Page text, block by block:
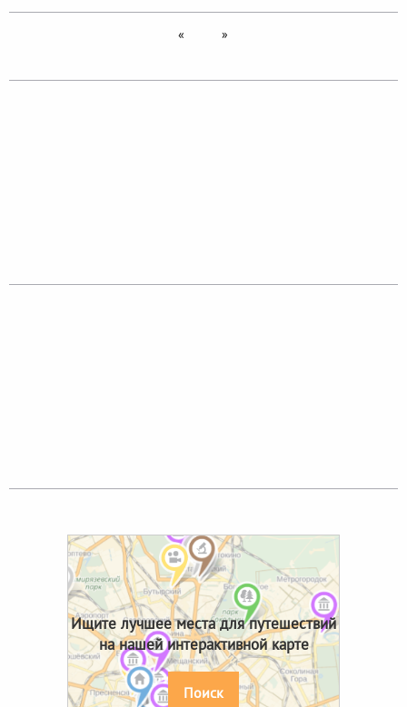
Ищите лучшее места для путешествий
на нашей интерактивной карте
Поиск